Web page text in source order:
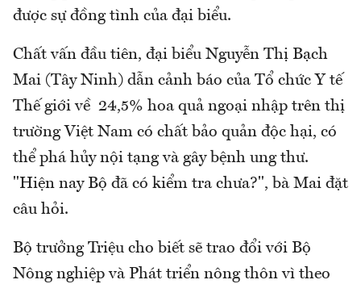
được sự đồng tình của đại biểu.
Chất vấn đầu tiên, đại biểu Nguyễn Thị Bạch
Mai (Tây Ninh) dẫn cảnh báo của Tổ chức Y tế
Thế giới về 24,5% hoa quả ngoại nhập trên thị
trường Việt Nam có chất bảo quản độc hại, có
thể phá hủy nội tạng và gây bệnh ung thư.
"Hiện nay Bộ đã có kiểm tra chưa?", bà Mai đặt
câu hỏi.
Bộ trưởng Triệu cho biết sẽ trao đổi với Bộ
Nông nghiệp và Phát triển nông thôn vì theo